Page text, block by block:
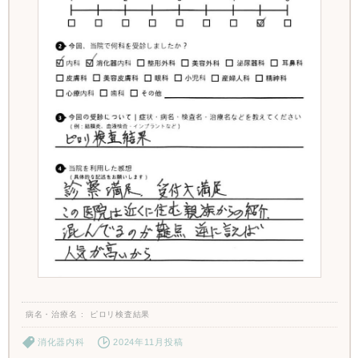
病名・治療名 ピロリ検査結果
消化器内科 2024年11月投稿